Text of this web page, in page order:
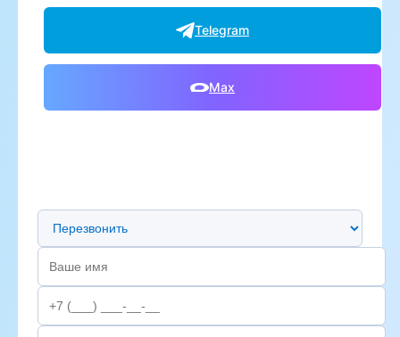
Telegram
Max
Предпочтительный способ связи